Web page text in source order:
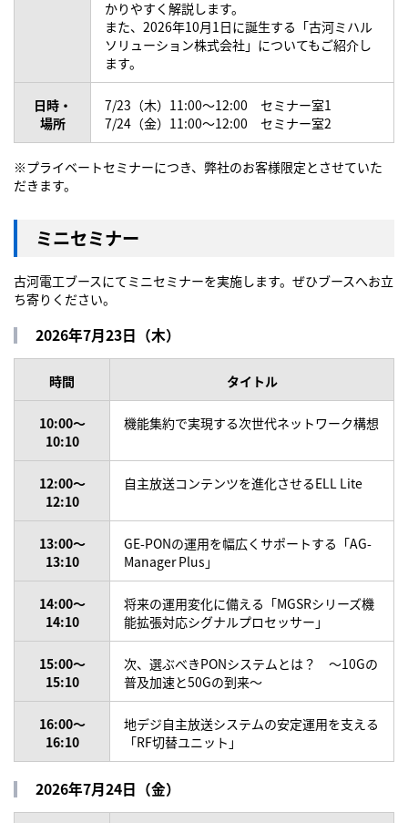
かりやすく解説します。
また、2026年10月1日に誕生する「古河ミハル
ソリューション株式会社」についてもご紹介し
ます。
日時・
場所
7/23（木）11:00～12:00 セミナー室1
7/24（金）11:00～12:00 セミナー室2
※プライベートセミナーにつき、弊社のお客様限定とさせていた
だきます。
ミニセミナー
古河電工ブースにてミニセミナーを実施します。ぜひブースへお立
ち寄りください。
2026年7月23日（木）
時間 タイトル
10:00～
10:10
機能集約で実現する次世代ネットワーク構想
12:00～
12:10
自主放送コンテンツを進化させるELL Lite
13:00～
13:10
GE-PONの運用を幅広くサポートする「AG-
Manager Plus」
14:00～
14:10
将来の運用変化に備える「MGSRシリーズ機
能拡張対応シグナルプロセッサー」
15:00～
15:10
次、選ぶべきPONシステムとは？ ～10Gの
普及加速と50Gの到来～
16:00～
16:10
地デジ自主放送システムの安定運用を支える
「RF切替ユニット」
2026年7月24日（金）